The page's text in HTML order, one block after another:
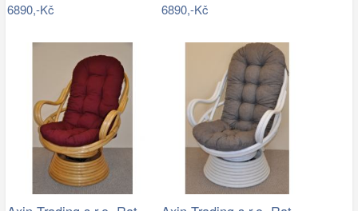
6890,-Kč 6890,-Kč